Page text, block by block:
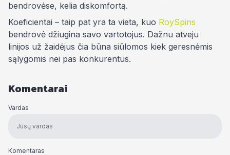
bendrovėse, kelia diskomfortą.
Koeficientai – taip pat yra ta vieta, kuo RoySpins
bendrovė džiugina savo vartotojus. Dažnu atveju
linijos už žaidėjus čia būna siūlomos kiek geresnėmis
sąlygomis nei pas konkurentus.
Komentarai
Vardas
Komentaras